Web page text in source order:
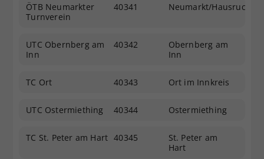
ÖTB Neumarkter
Turnverein
40341 Neumarkt/Hausruck
UTC Obernberg am
Inn
40342
Obernberg am
Inn
TC Ort 40343 Ort im Innkreis
UTC Ostermiething 40344 Ostermiething
TC St. Peter am Hart 40345
St. Peter am
Hart